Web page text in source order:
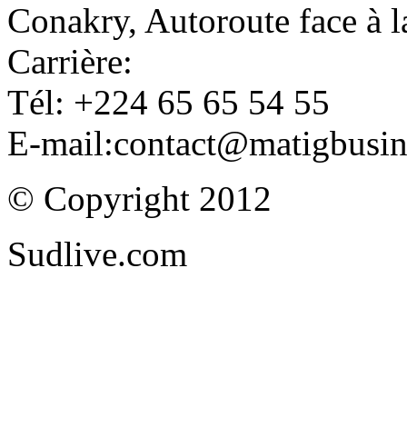
Conakry, Autoroute face à
Carrière:
Tél: +224 65 65 54 55
E-
© Copyright 2012
Sudlive.com